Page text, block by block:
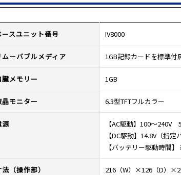
ースユニット番号 IV8000
ムーバブルメディア 1GB記録カードを標準付
臓メモリー 1GB
晶モニター 6.3型TFTフルカラー
源
【AC駆動】100～240V
【DC駆動】14.8V（指定
【バッテリー駆動時間
（操作部） 216（W）×126（D）